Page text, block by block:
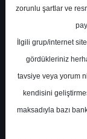
zorunlu şartlar ve
İlgili grup/internet
gördükleriniz
tavsiye veya yorum
kendisini
maksadıyla bazı